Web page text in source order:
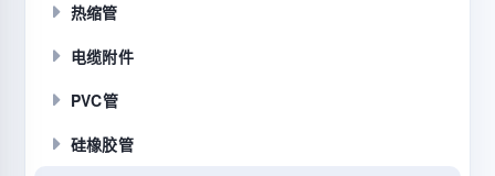
热缩管
电缆附件
PVC管
硅橡胶管